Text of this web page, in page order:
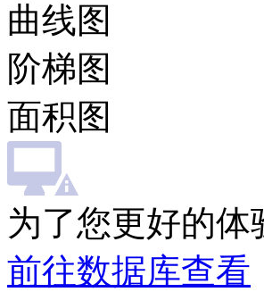
曲线图
阶梯图
面积图
为了您更好的
前往数据库查看